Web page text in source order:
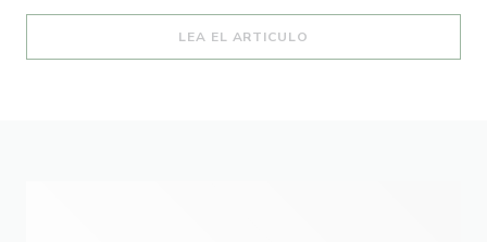
LEA EL ARTICULO